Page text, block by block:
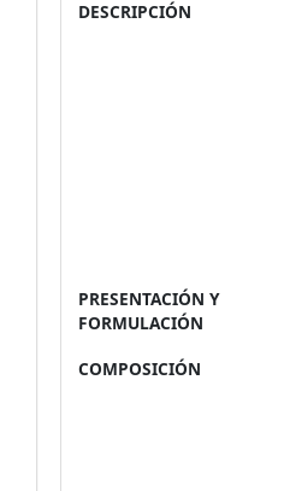
DESCRIPCIÓN
PRESENTACIÓN Y
FORMULACIÓN
COMPOSICIÓN